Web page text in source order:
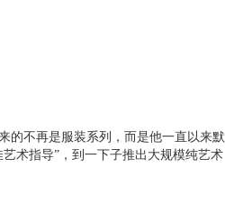
的不再是服装系列，而是他一直以来默
术指导”，到一下子推出大规模纯艺术
却是自然而然的事情。